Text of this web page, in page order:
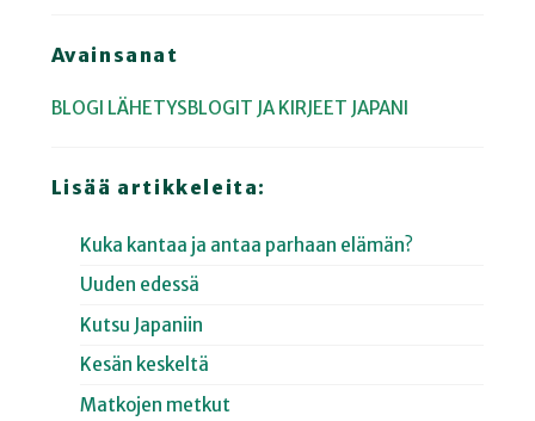
Avainsanat
BLOGI LÄHETYSBLOGIT JA KIRJEET JAPANI
Lisää artikkeleita:
Kuka kantaa ja antaa parhaan elämän?
Uuden edessä
Kutsu Japaniin
Kesän keskeltä
Matkojen metkut